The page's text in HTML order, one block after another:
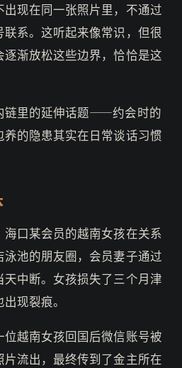
现在同一张照片里，不通过
系。这听起来像常识，但很
渐放松这些边界，恰恰是这
链里的延伸话题——约会时的
的隐患其实在日常谈话习惯
口某会员的越南女孩在关系
池的朋友圈，会员妻子通过
中断。女孩损失了三个月津
现裂痕。
越南女孩回国后微信账号被
流出，最终传到了金主所在